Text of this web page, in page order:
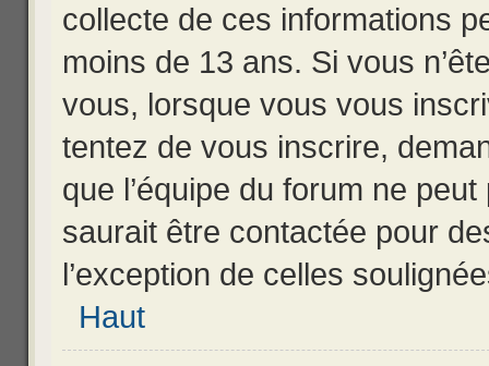
collecte de ces informations
moins de 13 ans. Si vous
vous, lorsque vous vous
tentez de vous inscrire,
que l’équipe du forum ne
saurait être contactée pour
l’exception de celles
Haut